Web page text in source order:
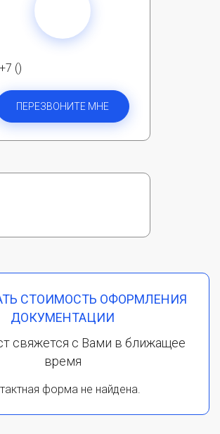
+7 ()
ПЕРЕЗВОНИТЕ МНЕ
СТОИМОСТЬ ОФОРМЛЕНИЯ
ДОКУМЕНТАЦИИ
свяжется с Вами в ближащее
время
форма не найдена.